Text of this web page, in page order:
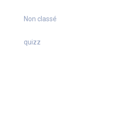
Non classé
quizz